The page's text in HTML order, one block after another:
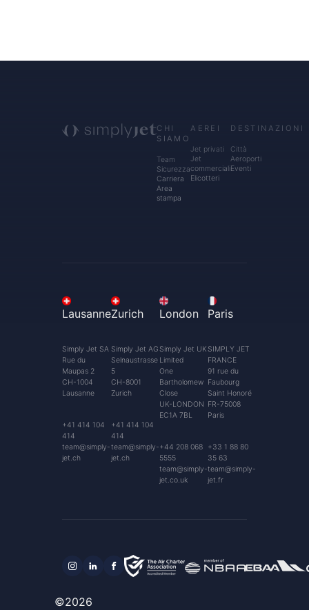
CHI
SIAMO
Team
Sicurezza
Carriera
Area
stampa
AEREI
Jet privati
Jet
commerciali
Elicotteri
DESTINAZIONI
Città
Aeroporti
Eventi
Lausanne
Simply Jet SA
Rue du
Maupas 2
CH-1004
Lausanne
+41 414 104
414
team@simply-
jet.ch
Zurich
Simply Jet AG
Selnaustrasse
5
CH-8001
Zurich
+41 414 104
414
team@simply-
jet.ch
London
Simply Jet UK
Limited
One
Bartholomew
Close
UK-LONDON
EC1A 7BL
+44 208 068
5555
team@simply-
jet.co.uk
Paris
SIMPLY JET
FRANCE
91 rue du
Faubourg
Saint Honoré
FR-75008
Paris
+33 1 88 80
35 63
team@simply-
jet.fr
©2026